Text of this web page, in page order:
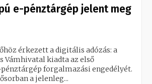
e-pénztárgép jelent meg
érkezett a digitális adózás: a
Vámhivatal kiadta az első
forgalmazási engedélyét.
a jelenleg...